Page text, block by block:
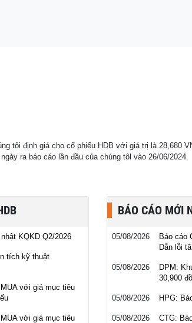
tôi định giá cho cổ phiếu HDB với giá trị là 28,680
ra báo cáo lần đầu của chúng tôl vào 26/06/2024.
KQKD Q2/2026
tích kỹ thuật
với giá mục tiêu
với giá mục tiêu
BÁO CÁO MỚI
05/08/2026
Báo cáo
Dẫn lỗi
05/08/2026
DPM:
30,900
05/08/2026 HPG:
05/08/2026 CTG: